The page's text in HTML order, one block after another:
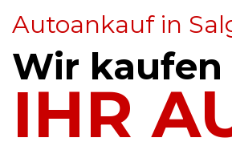
Autoankauf in
Wir kaufen
IHR